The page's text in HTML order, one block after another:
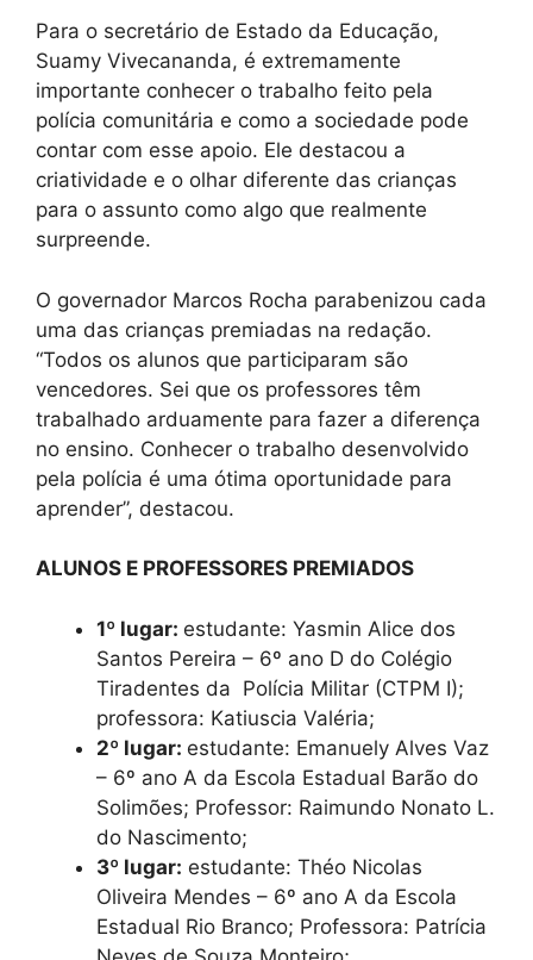
Para o secretário de Estado da Educação,
Suamy Vivecananda, é extremamente
importante conhecer o trabalho feito pela
polícia comunitária e como a sociedade pode
contar com esse apoio. Ele destacou a
criatividade e o olhar diferente das crianças
para o assunto como algo que realmente
surpreende.
O governador Marcos Rocha parabenizou cada
uma das crianças premiadas na redação.
“Todos os alunos que participaram são
vencedores. Sei que os professores têm
trabalhado arduamente para fazer a diferença
no ensino. Conhecer o trabalho desenvolvido
pela polícia é uma ótima oportunidade para
aprender”, destacou.
ALUNOS E PROFESSORES PREMIADOS
1º lugar: estudante: Yasmin Alice dos
Santos Pereira – 6º ano D do Colégio
Tiradentes da Polícia Militar (CTPM I);
professora: Katiuscia Valéria;
2º lugar: estudante: Emanuely Alves Vaz
– 6º ano A da Escola Estadual Barão do
Solimões; Professor: Raimundo Nonato L.
do Nascimento;
3º lugar: estudante: Théo Nicolas
Oliveira Mendes – 6º ano A da Escola
Estadual Rio Branco; Professora: Patrícia